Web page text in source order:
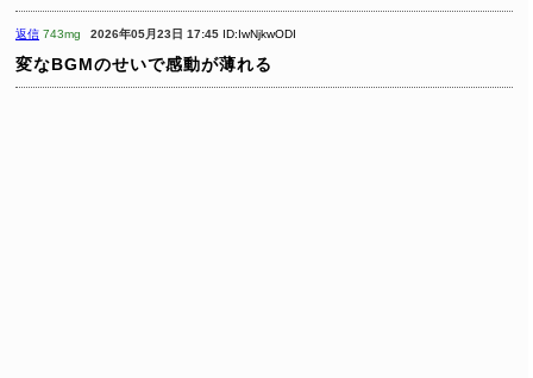
返信 743mg 2026年05月23日 17:45 ID:IwNjkwODI
変なBGMのせいで感動が薄れる